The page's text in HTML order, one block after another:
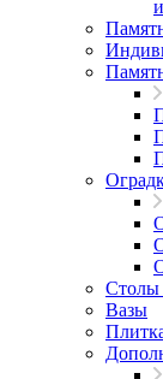
Столы
Вазы